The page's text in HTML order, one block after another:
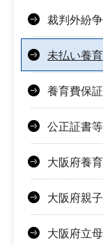
裁判外紛
未払い養
養育費保
公正証書
大阪府養
大阪府親
大阪府立